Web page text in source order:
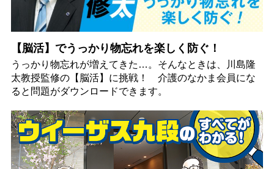
【脳活】でうっかり物忘れを楽しく防ぐ！
うっかり物忘れが増えてきた…。そんなときは、川島隆
太教授監修の【脳活】に挑戦！ 介護のなかま会員にな
ると問題がダウンロードできます。